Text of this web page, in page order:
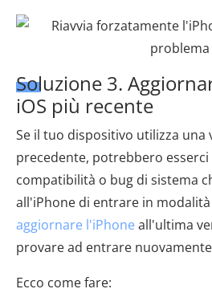
Soluzione 3.
iOS più recente
Se il tuo dispositivo utilizza una
precedente, potrebbero
compatibilità o bug di sistema
all'iPhone di entrare in modalità
aggiornare l'iPhone all'ultima
provare ad entrare
Ecco come fare: